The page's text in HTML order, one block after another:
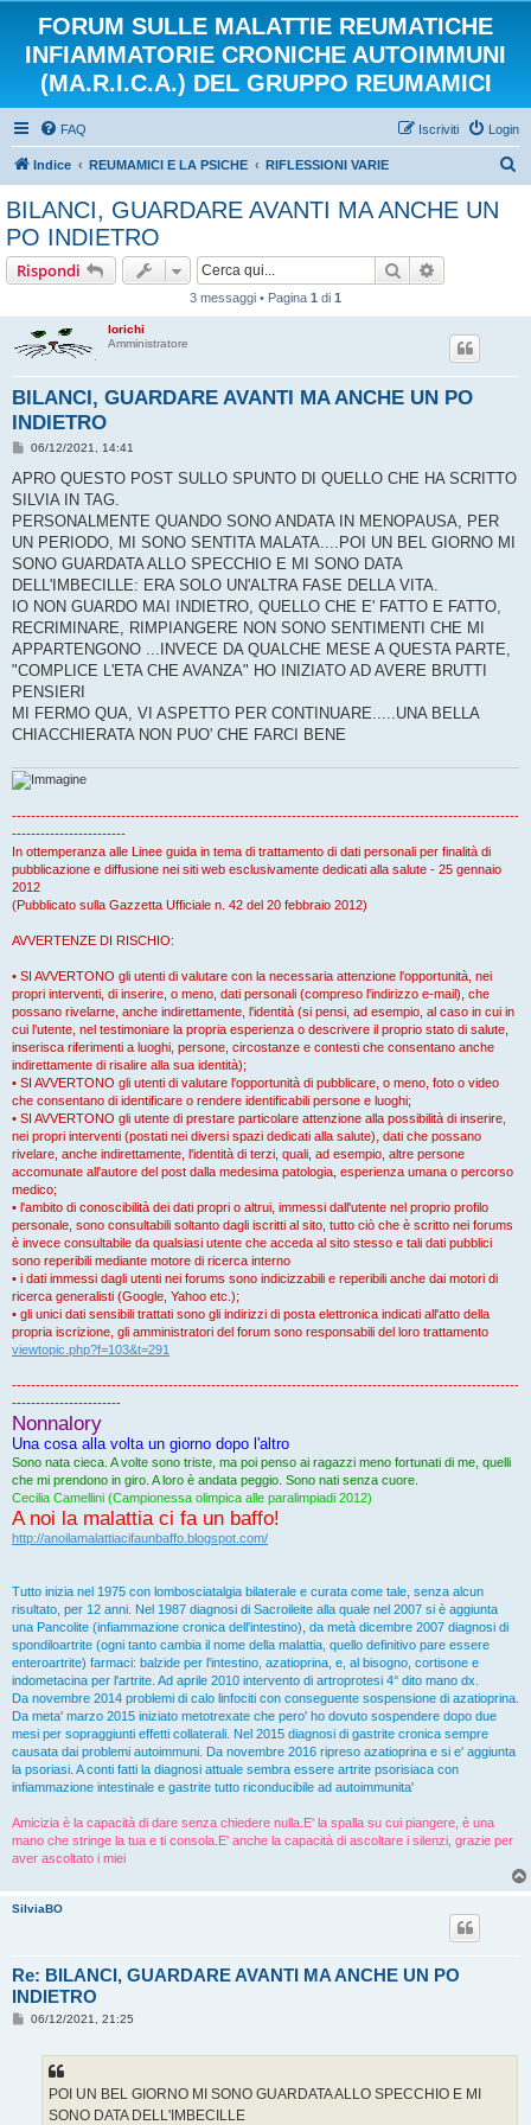
FORUM SULLE MALATTIE REUMATICHE
INFIAMMATORIE CRONICHE AUTOIMMUNI
(MA.R.I.C.A.) DEL GRUPPO REUMAMICI
FAQ Login
Iscriviti
Indice REUMAMICI E LA PSICHE RIFLESSIONI VARIE
BILANCI, GUARDARE AVANTI MA ANCHE UN
PO INDIETRO
Rispondi Cerca
3 messaggi • Pagina 1 di 1
lorichi
Amministratore
BILANCI, GUARDARE AVANTI MA ANCHE UN PO
INDIETRO
M
s
a
g
i
o
06/12/2021, 14:41
APRO QUESTO POST SULLO SPUNTO DI QUELLO CHE HA SCRITTO
SILVIA IN TAG.
PERSONALMENTE QUANDO SONO ANDATA IN MENOPAUSA, PER
UN PERIODO, MI SONO SENTITA MALATA....POI UN BEL GIORNO MI
SONO GUARDATA ALLO SPECCHIO E MI SONO DATA
DELL'IMBECILLE: ERA SOLO UN'ALTRA FASE DELLA VITA.
IO NON GUARDO MAI INDIETRO, QUELLO CHE E' FATTO E FATTO,
RECRIMINARE, RIMPIANGERE NON SONO SENTIMENTI CHE MI
APPARTENGONO ...INVECE DA QUALCHE MESE A QUESTA PARTE,
"COMPLICE L'ETA CHE AVANZA" HO INIZIATO AD AVERE BRUTTI
PENSIERI
MI FERMO QUA, VI ASPETTO PER CONTINUARE.....UNA BELLA
CHIACCHIERATA NON PUO' CHE FARCI BENE
-----------------------------------------------------------------------------------------------------------
------------------------
In ottemperanza alle Linee guida in tema di trattamento di dati personali per finalità di
pubblicazione e diffusione nei siti web esclusivamente dedicati alla salute - 25 gennaio
2012
(Pubblicato sulla Gazzetta Ufficiale n. 42 del 20 febbraio 2012)
AVVERTENZE DI RISCHIO:
• SI AVVERTONO gli utenti di valutare con la necessaria attenzione l'opportunità, nei
propri interventi, di inserire, o meno, dati personali (compreso l'indirizzo e-mail), che
possano rivelarne, anche indirettamente, l'identità (si pensi, ad esempio, al caso in cui in
cui l'utente, nel testimoniare la propria esperienza o descrivere il proprio stato di salute,
inserisca riferimenti a luoghi, persone, circostanze e contesti che consentano anche
indirettamente di risalire alla sua identità);
• SI AVVERTONO gli utenti di valutare l'opportunità di pubblicare, o meno, foto o video
che consentano di identificare o rendere identificabili persone e luoghi;
• SI AVVERTONO gli utente di prestare particolare attenzione alla possibilità di inserire,
nei propri interventi (postati nei diversi spazi dedicati alla salute), dati che possano
rivelare, anche indirettamente, l'identità di terzi, quali, ad esempio, altre persone
accomunate all'autore del post dalla medesima patologia, esperienza umana o percorso
medico;
• l'ambito di conoscibilità dei dati propri o altrui, immessi dall'utente nel proprio profilo
personale, sono consultabili soltanto dagli iscritti al sito, tutto ciò che è scritto nei forums
è invece consultabile da qualsiasi utente che acceda al sito stesso e tali dati pubblici
sono reperibili mediante motore di ricerca interno
• i dati immessi dagli utenti nei forums sono indicizzabili e reperibili anche dai motori di
ricerca generalisti (Google, Yahoo etc.);
• gli unici dati sensibili trattati sono gli indirizzi di posta elettronica indicati all'atto della
propria iscrizione, gli amministratori del forum sono responsabili del loro trattamento
viewtopic.php?f=103&t=291
-----------------------------------------------------------------------------------------------------------
-----------------------
Nonnalory
Una cosa alla volta un giorno dopo l'altro
Sono nata cieca. A volte sono triste, ma poi penso ai ragazzi meno fortunati di me, quelli
che mi prendono in giro. A loro è andata peggio. Sono nati senza cuore.
Cecilia Camellini (Campionessa olimpica alle paralimpiadi 2012)
A noi la malattia ci fa un baffo!
http://anoilamalattiacifaunbaffo.blogspot.com/
Tutto inizia nel 1975 con lombosciatalgia bilaterale e curata come tale, senza alcun
risultato, per 12 anni. Nel 1987 diagnosi di Sacroileite alla quale nel 2007 si è aggiunta
una Pancolite (infiammazione cronica dell'intestino), da metà dicembre 2007 diagnosi di
spondiloartrite (ogni tanto cambia il nome della malattia, quello definitivo pare essere
enteroartrite) farmaci: balzide per l'intestino, azatioprina, e, al bisogno, cortisone e
indometacina per l'artrite. Ad aprile 2010 intervento di artroprotesi 4° dito mano dx.
Da novembre 2014 problemi di calo linfociti con conseguente sospensione di azatioprina.
Da meta' marzo 2015 iniziato metotrexate che pero' ho dovuto sospendere dopo due
mesi per sopraggiunti effetti collaterali. Nel 2015 diagnosi di gastrite cronica sempre
causata dai problemi autoimmuni. Da novembre 2016 ripreso azatioprina e si e' aggiunta
la psoriasi. A conti fatti la diagnosi attuale sembra essere artrite psorisiaca con
infiammazione intestinale e gastrite tutto riconducibile ad autoimmunita'
Amicizia è la capacità di dare senza chiedere nulla.E' la spalla su cui piangere, è una
mano che stringe la tua e ti consola.E' anche la capacità di ascoltare i silenzi, grazie per
aver ascoltato i miei
SilviaBO
Re: BILANCI, GUARDARE AVANTI MA ANCHE UN PO
INDIETRO
M06/12/2021, 21:25
POI UN BEL GIORNO MI SONO GUARDATA ALLO SPECCHIO E MI
SONO DATA DELL'IMBECILLE